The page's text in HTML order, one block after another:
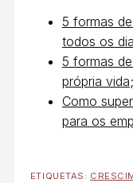
5 formas
todos os
5 formas
própria vida;
Como
para os
ETIQUETAS: